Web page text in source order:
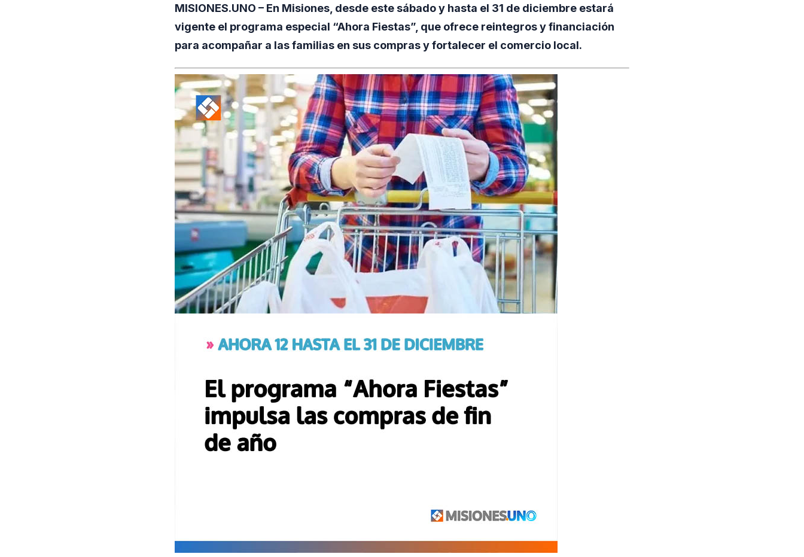
MISIONES.UNO – En Misiones, desde este sábado y hasta el 31 de diciembre estará
vigente el programa especial “Ahora Fiestas”, que ofrece reintegros y financiación
para acompañar a las familias en sus compras y fortalecer el comercio local.